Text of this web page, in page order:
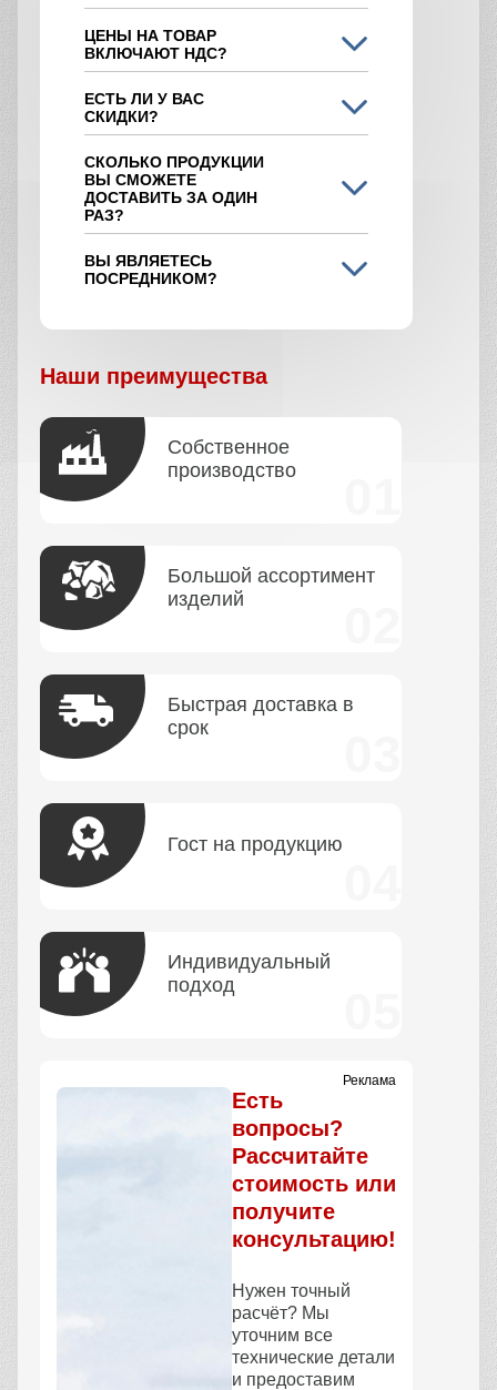
ЦЕНЫ НА ТОВАР
ВКЛЮЧАЮТ НДС?
ЕСТЬ ЛИ У ВАС
СКИДКИ?
СКОЛЬКО ПРОДУКЦИИ
ВЫ СМОЖЕТЕ
ДОСТАВИТЬ ЗА ОДИН
РАЗ?
ВЫ ЯВЛЯЕТЕСЬ
ПОСРЕДНИКОМ?
Наши преимущества
Собственное
производство
Большой ассортимент
изделий
Быстрая доставка в
срок
Гост на продукцию
Индивидуальный
подход
Реклама
Есть
вопросы?
Рассчитайте
стоимость или
получите
консультацию!
Нужен точный
расчёт? Мы
уточним все
технические детали
и предоставим